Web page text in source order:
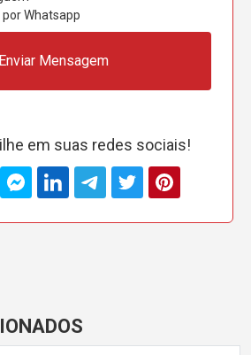
Whatsapp
Enviar Mensagem
em suas redes sociais!